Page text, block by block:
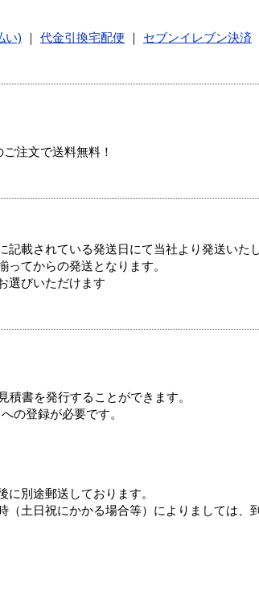
い) 代金引換宅配便
セブンイレブン決済
注文で送料無料！
載されている発送日にて当社より発送いたし
てからの発送となります。
選びいただけます
書を発行することができます。
の登録が必要です。
別途郵送しております。
土日祝にかかる場合等）によりましては、